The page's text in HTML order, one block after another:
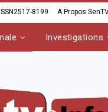
ISSN2517-8199 A Propos
Investigations